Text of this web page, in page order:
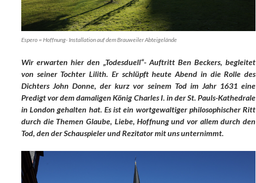
Espero = Hoffnung- Installation auf dem Brauweiler Abteigelände
Wir erwarten hier den „Todesduell“- Auftritt Ben Beckers, begleitet
von seiner Tochter Lilith. Er schlüpft heute Abend in die Rolle des
Dichters John Donne, der kurz vor seinem Tod im Jahr 1631 eine
Predigt vor dem damaligen König Charles I. in der St. Pauls-Kathedrale
in London gehalten hat. Es ist ein wortgewaltiger philosophischer Ritt
durch die Themen Glaube, Liebe, Hoffnung und vor allem durch den
Tod, den der Schauspieler und Rezitator mit uns unternimmt.